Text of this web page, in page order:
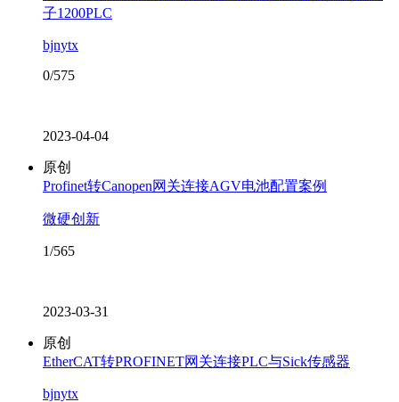
子1200PLC
bjnytx
0/575
2023-04-04
原创
Profinet转Canopen网关连接AGV电池配置案例
微硬创新
1/565
2023-03-31
原创
EtherCAT转PROFINET网关连接PLC与Sick传感器
bjnytx